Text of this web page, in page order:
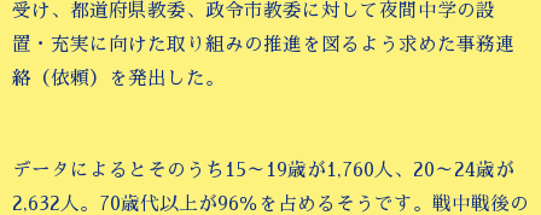
受け、都道府県教委、政令市教委に対して夜間中学の設
置・充実に向けた取り組みの推進を図るよう求めた事務連
絡（依頼）を発出した。
データによるとそのうち15～19歳が1,760人、20～24歳が
2,632人。70歳代以上が96％を占めるそうです。戦中戦後の